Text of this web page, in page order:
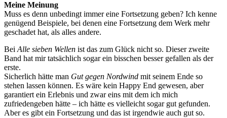
Meine Meinung
Muss es denn unbedingt immer eine Fortsetzung geben? Ich kenne
genügend Beispiele, bei denen eine Fortsetzung dem Werk mehr
geschadet hat, als alles andere.
BeiAlle sieben Wellen ist das zum Glück nicht so. Dieser zweite
Band hat mir tatsächlich sogar ein bisschen besser gefallen als der
erste.
Sicherlich hätte man Gut gegen Nordwind mit seinem Ende so
stehen lassen können. Es wäre kein Happy End gewesen, aber
garantiert ein Erlebnis und zwar eins mit dem ich mich
zufriedengeben hätte – ich hätte es vielleicht sogar gut gefunden.
Aber es gibt ein Fortsetzung und das ist irgendwie auch gut so.